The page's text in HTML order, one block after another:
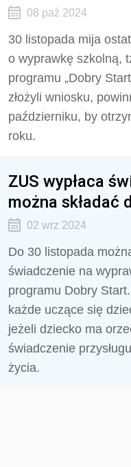
08 paź 2024
30 listopada mija
o wyprawkę szkolną,
programu „Dobry
złożyli wniosku,
październiku, by
roku.
ZUS wypłaca
można składać
02 wrz 2024
Do 30 listopada
świadczenie na
programu Dobry
każde uczące się
jeżeli dziecko ma
świadczenie
życia.